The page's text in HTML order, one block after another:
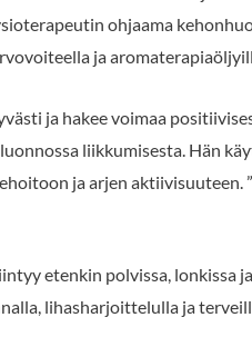
ohjaama
ja
ja hakee voimaa
liikkumisesta. Hän
ja arjen aktiivisuuteen.
etenkin polvissa, lonkissa
lihasharjoittelulla ja